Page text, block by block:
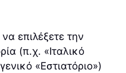
επιλέξετε την
(π.χ. «Ιταλικό
«Εστιατόριο»)